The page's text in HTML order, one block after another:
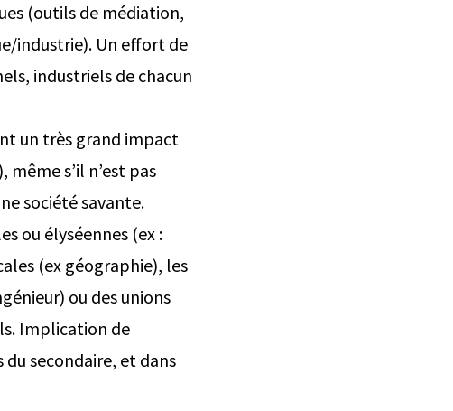
(outils de médiation,
industrie). Un effort de
industriels de chacun
un très grand impact
s’il n’est pas
société savante.
ou élyséennes (ex :
(ex géographie), les
ou des unions
Implication de
secondaire, et dans